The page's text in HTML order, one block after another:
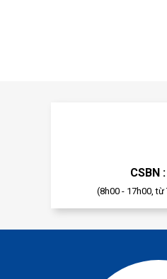
CSBN
(8h00 - 17h00,